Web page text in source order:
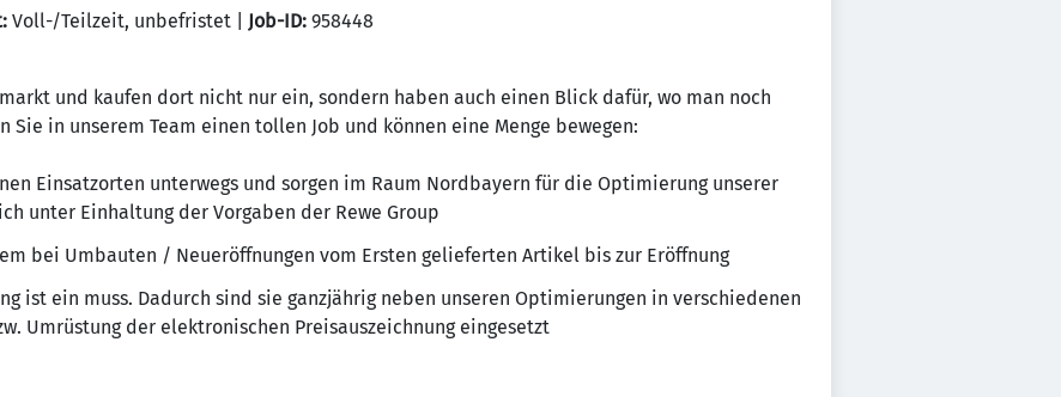
Voll-/Teilzeit, unbefristet | Job-ID: 958448
und kaufen dort nicht nur ein, sondern haben auch einen Blick dafür, wo man noch
Sie in unserem Team einen tollen Job und können eine Menge bewegen:
Einsatzorten unterwegs und sorgen im Raum Nordbayern für die Optimierung unserer
unter Einhaltung der Vorgaben der Rewe Group
bei Umbauten / Neueröffnungen vom Ersten gelieferten Artikel bis zur Eröffnung
ist ein muss. Dadurch sind sie ganzjährig neben unseren Optimierungen in verschiedenen
Umrüstung der elektronischen Preisauszeichnung eingesetzt